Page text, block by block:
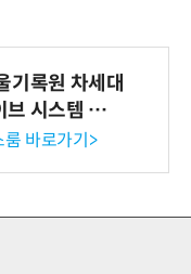
기록원 차세대
시스템 구축
바로가기>